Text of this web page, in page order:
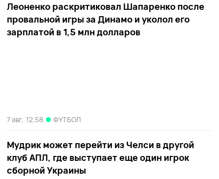
Леоненко раскритиковал Шапаренко после
провальной игры за Динамо и уколол его
зарплатой в 1,5 млн долларов
7 авг, 12:58 ФУТБОЛ
Мудрик может перейти из Челси в другой
клуб АПЛ, где выступает еще один игрок
сборной Украины